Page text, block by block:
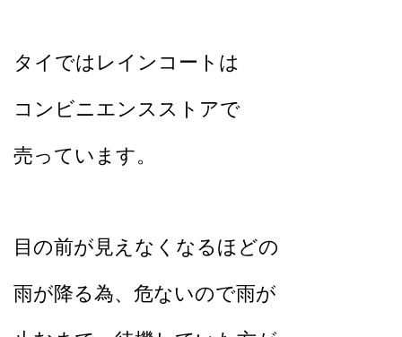
タイではレインコートは
コンビニエンスストアで
売っています。
目の前が見えなくなるほどの
雨が降る為、 危ないので雨が